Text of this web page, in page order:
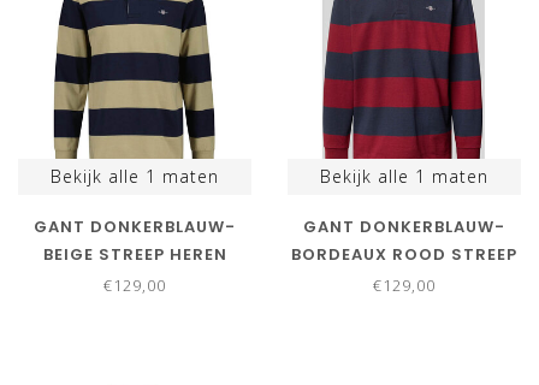
Bekijk alle 1 maten
GANT DONKERBLAUW-
BEIGE STREEP HEREN
RUGBY SHIRT SWEATER
€129,00
Bekijk alle 1 maten
GANT DONKERBLAUW-
BORDEAUX ROOD STREEP
HEREN RUGBY SHIRT
€129,00